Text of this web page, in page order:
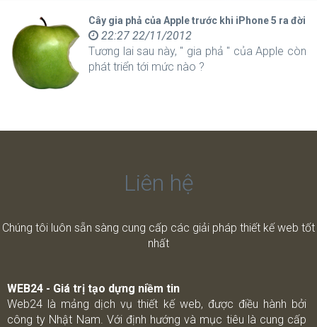
Cây gia phả của Apple trước khi iPhone 5 ra đời
22:27 22/11/2012
Tương lai sau này, " gia phả " của Apple còn
phát triển tới mức nào ?
Liên hệ
Chúng tôi luôn sẵn sàng cung cấp các giải pháp thiết kế web tốt
nhất
WEB24 - Giá trị tạo dựng niềm tin
Web24 là mảng dịch vụ thiết kế web, được điều hành bởi
công ty Nhật Nam. Với định hướng và mục tiêu là cung cấp